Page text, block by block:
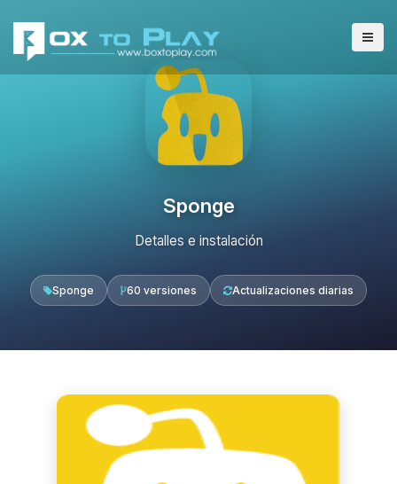
Sponge
Detalles e instalación
Sponge 60 versiones Actualizaciones diarias